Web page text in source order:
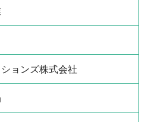
ョンズ株式会社